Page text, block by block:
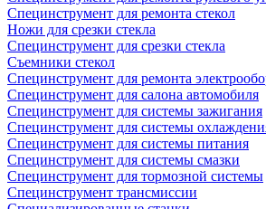
Специнструмент для ремонта стекол
Ножи для срезки стекла
Специнструмент для срезки стекла
Съемники стекол
Специнструмент для ремонта
Специнструмент для салона автомобиля
Специнструмент для системы зажигания
Специнструмент для системы
Специнструмент для системы питания
Специнструмент для системы смазки
Специнструмент для тормозной системы
Специнструмент трансмиссии